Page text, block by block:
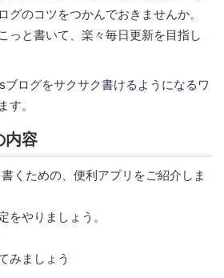
グのコツをつかんでおきませんか。
っと書いて、楽々毎日更新を目指し
ログをサクサク書けるようになるワ
す。
内容
くための、便利アプリをご紹介しま
をやりましょう。
みましょう